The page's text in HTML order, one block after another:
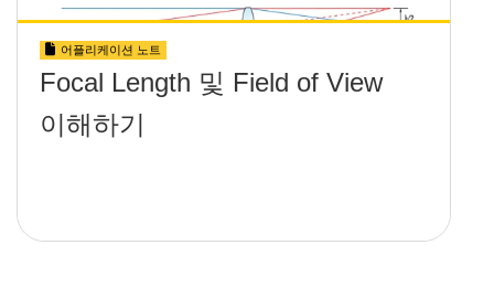
어플리케이션 노트
Focal Length 및 Field of View
이해하기